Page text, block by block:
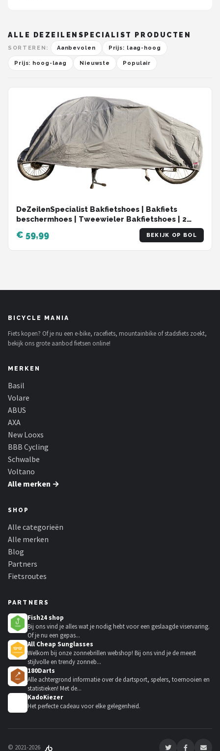
ALLE DEZEILENSPECIALIST PRODUCTEN
SORTEREN: Aanbevolen Prijs: laag-hoog
Prijs: hoog-laag Nieuwste Populair
DeZeilenSpecialist Bakfietshoes | Bakfiets
beschermhoes | Tweewieler Bakfietshoes | 2
Wieler Bakfietshoes | Geschikt voor Babboe City
Go | Grijs | Voorzien van slotgat
€ 59,99 BEKIJK OP BOL
BICYCLE MANIA
Fiets kopen? Of je nu een e-bike, racefiets, mountainbike of stadsfiets zoekt,
bekijk ons grote aanbod fietsen online!
MERKEN
Basil
Volare
ABUS
AXA
New Looxs
BBB Cycling
Schwalbe
Voltano
Alle merken →
SHOP
Alle categorieën
Alle merken
Blog
Partners
Fietsroutes
PARTNERS
Fish24 shop
Bij ons vind je alles wat je nodig hebt voor een geslaagde viservaring.
Of je nu een gepas...
All Cheap Sunglasses
Welkom bij onze zonnebrillen webshop! Bij ons vind je de meest
stijlvolle en trendy zonneb...
180Darts
Alle achtergrond informatie over de dartsport, spelers, toernooien en
statistieken! Met de...
KadoKiezer
Het perfecte cadeau voor elke gelegenheid.
© 2021-2026